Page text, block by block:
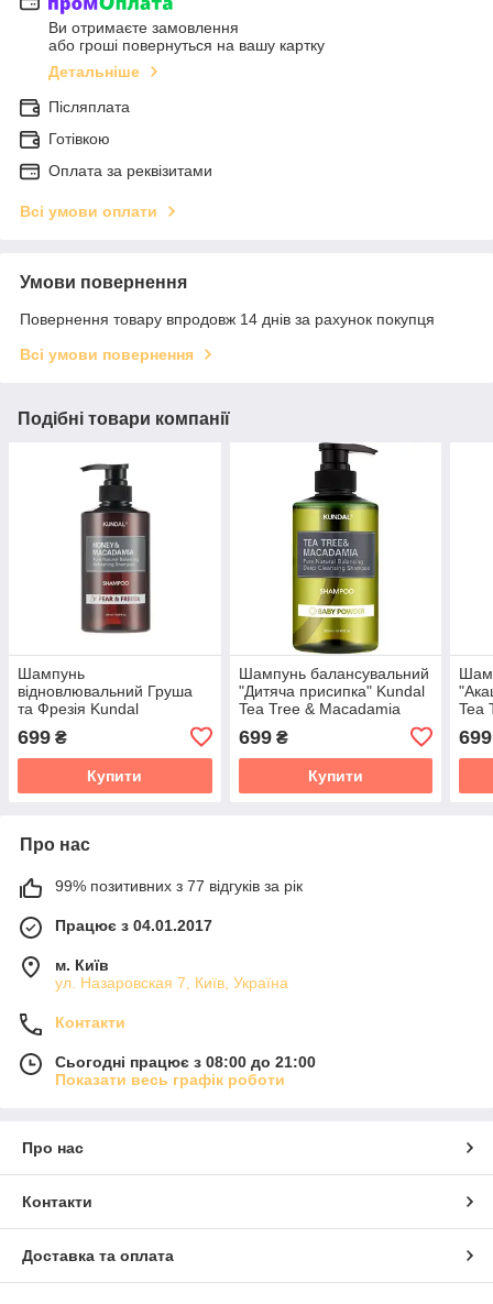
Ви отримаєте замовлення
або гроші повернуться на вашу картку
Детальніше
Післяплата
Готівкою
Оплата за реквізитами
Всі умови оплати
Умови повернення
Повернення товару впродовж 14 днів за рахунок покупця
Всі умови повернення
Подібні товари компанії
Шампунь
відновлювальний Груша
та Фрезія Kundal
Honey&Macadamia Nature
Shampoo Pear&Freesia
500 мл.
699 ₴
Купити
Шампунь балансувальний
"Дитяча присипка" Kundal
Tea Tree & Macadamia
Deep Cleansing Shampoo
Baby Powder 500 мл
699₴
Купити
Tea
699
Про нас
99% позитивних з 77 відгуків за рік
Працює з 04.01.2017
м. Київ
ул. Назаровская 7, Київ, Україна
Контакти
Сьогодні працює з 08:00 до 21:00
Показати весь графік роботи
Про нас
Контакти
Доставка та оплата